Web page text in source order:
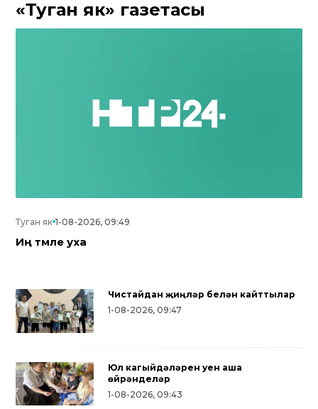
«Туган як» газетасы
Туган як 1-08-2026, 09:49
Иң тәмле уха
Чистайдан җиңүләр белән кайттылар
1-08-2026, 09:47
Юл кагыйдәләрен уен аша
өйрәнделәр
1-08-2026, 09:43